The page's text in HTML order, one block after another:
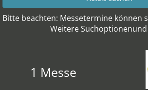
Bitte beachten: Messetermine können
Weitere
1 Messe